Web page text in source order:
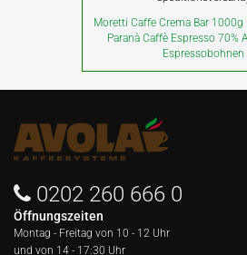
Moretti Caffe Crema Bar 1000g
Paranà Caffè Espresso 70%
Espressobohnen
0202 260 666 0
Öffnungszeiten
Montag - Freitag von 10 - 12 Uhr
und von 14 - 17:30 Uhr